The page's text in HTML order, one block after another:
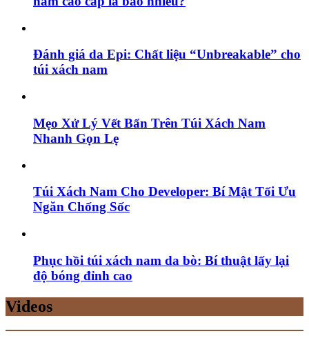
Đánh giá da Epi: Chất liệu “Unbreakable” cho
túi xách nam
Mẹo Xử Lý Vết Bẩn Trên Túi Xách Nam
Nhanh Gọn Lẹ
Túi Xách Nam Cho Developer: Bí Mật Tối Ưu
Ngăn Chống Sốc
Phục hồi túi xách nam da bò: Bí thuật lấy lại
độ bóng đỉnh cao
Videos